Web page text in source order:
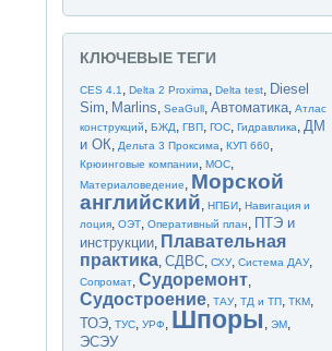
КЛЮЧЕВЫЕ ТЕГИ
CES 4.1 ,Delta 2 Proxima,Delta test, Diesel
Sim, Marlins,SeaGull,Автоматика,Атлас
конструкций,БЖД,ГВП,ГОС,Гидравлика,ДМ
и ОК,Дельта 3 Проксима,КУП 660,
Крюинговые компании,МОС,
Материаловедение, Морской
английский,НПБИ,Навигация и
лоция,ОЭТ,Оперативный план, ПТЭ и
инструкции, Плавательная
практика,СДВС,СХУ,Система ДАУ,
Сопромат,Судоремонт,
Судостроение,ТАУ,ТД и ТП,ТКМ,
ТОЭ,ТУС,УРФ, Шпоры ,ЭМ,
ЭСЭУ